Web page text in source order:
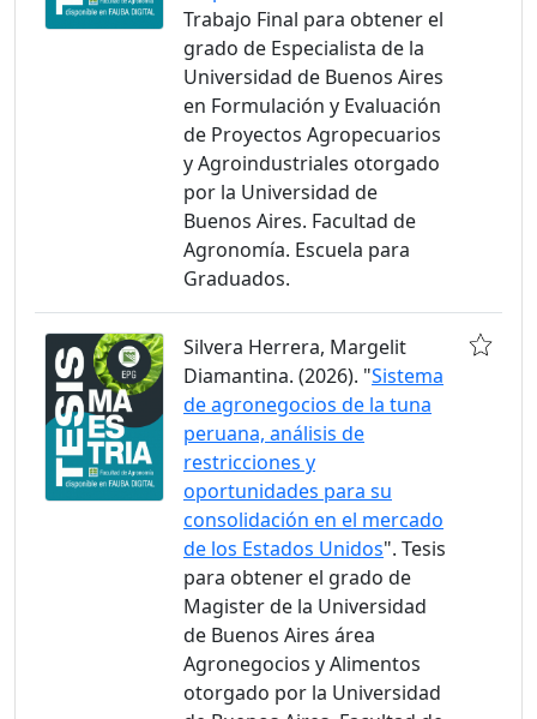
Trabajo Final para obtener el
grado de Especialista de la
Universidad de Buenos Aires
en Formulación y Evaluación
de Proyectos Agropecuarios
y Agroindustriales otorgado
por la Universidad de
Buenos Aires. Facultad de
Agronomía. Escuela para
Graduados.
Silvera Herrera, Margelit
Diamantina. (2026). "Sistema
de agronegocios de la tuna
peruana, análisis de
restricciones y
oportunidades para su
consolidación en el mercado
de los Estados Unidos". Tesis
para obtener el grado de
Magister de la Universidad
de Buenos Aires área
Agronegocios y Alimentos
otorgado por la Universidad